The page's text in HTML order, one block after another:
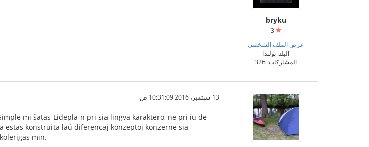
bryku
عرض الملف الشخصي
البلد: بولندا
المشاركات: 326
13 سبتمبر، 2016 10:31:09 ص
mi ŝatas Lidepla-n pri sia lingva karaktero, ne pri iu de
estas konstruita laŭ diferencaj konzeptoj konzerne sia
min.